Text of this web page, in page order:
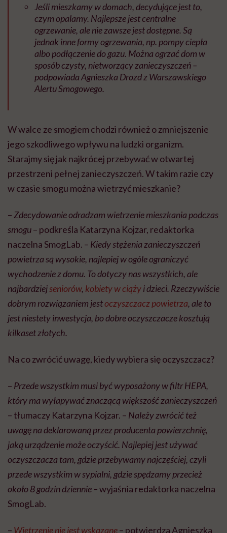
Jeśli mieszkamy w domach, decydujące jest to,
czym opalamy. Najlepsze jest centralne
ogrzewanie, ale nie zawsze jest dostępne. Są
jednak inne formy ogrzewania, np. pompy ciepła
albo podłączenie do gazu. Można ogrzać dom w
sposób czysty, nietworzący zanieczyszczeń–
podpowiada Agnieszka Drozd z Warszawskiego
Alertu Smogowego.
W walce ze smogiem chodzi również o zmniejszenie
jego szkodliwego wpływu na ludzki organizm.
Starajmy się jak najkrócej przebywać w otwartej
przestrzeni pełnej zanieczyszczeń. W takim razie czy
w czasie smogu można wietrzyć mieszkanie?
– Zdecydowanie odradzam wietrzenie mieszkania podczas
smogu– podkreśla Katarzyna Kojzar, redaktorka
naczelna SmogLab. – Kiedy stężenia zanieczyszczeń
powietrza są wysokie, najlepiej w ogóle ograniczyć
wychodzenie z domu. To dotyczy nas wszystkich, ale
najbardziejseniorów, kobiety w ciążyi dzieci. Rzeczywiście
dobrym rozwiązaniem jestoczyszczacz powietrza, ale to
jest niestety inwestycja, bo dobre oczyszczacze kosztują
kilkaset złotych.
Na co zwrócić uwagę, kiedy wybiera się oczyszczacz?
– Przede wszystkim musi być wyposażony w filtr HEPA,
który ma wyłapywać znaczącą większość zanieczyszczeń
– tłumaczy Katarzyna Kojzar. – Należy zwrócić też
uwagę na deklarowaną przez producenta powierzchnię,
jaką urządzenie może oczyścić. Najlepiej jest używać
oczyszczacza tam, gdzie przebywamy najczęściej, czyli
przede wszystkim w sypialni, gdzie spędzamy przecież
około 8 godzin dziennie –wyjaśnia redaktorka naczelna
SmogLab.
– Wietrzenie nie jest wskazane– potwierdza Agnieszka